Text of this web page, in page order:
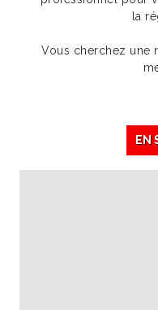
la
Vous cherchez une
EN